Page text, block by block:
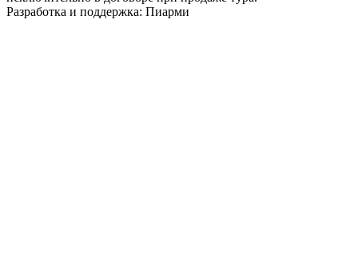
Разработка и поддержка: Пиарми